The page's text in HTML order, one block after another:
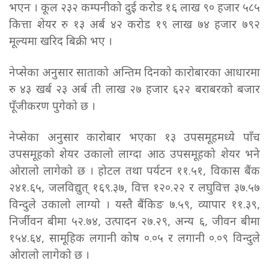
भएन । कूल २३२ कम्पनीको दुई करोड १६ लाख ९० हजार ५८५
कित्ता शेयर रु १३ अर्ब ४२ करोड १९ लाख ७४ हजार ७९२
मूल्यमा खरिद बिक्री भए ।
नेप्सेका अनुसार साताको अन्तिम दिनको कारोबारका आधारमा
रु ४३ खर्ब २३ अर्ब ती लाख २७ हजार ६२२ बराबरको बजार
पूँजीकरण पुगेको छ ।
नेप्सेका अनुसार कारोबार भएका १३ उपसमूहमध्ये पाँच
उपसमूहको शेयर उकालो लाग्दा आठ उपसमूहको शेयर भने
ओरालो लागेको छ । होटल तथा पर्यटन ११.५१, विकास बैंक
२४१.६५, जलविद्युत् १६९.३७, वित्त १२०.२२ र लघुवित्त ३७.५७
विन्दुले उकालो लाग्यो । यस्तै बैंकिङ ७.५९, व्यापार ११.३९,
निर्जीवन बीमा ५२.७४, उत्पादन २७.२९, अन्य ६, जीवन बीमा
१५४.६४, सामूहिक लगानी कोष ०.०५ र लगानी ०.०९ विन्दुले
ओरालो लागेको छ ।